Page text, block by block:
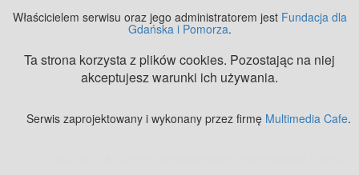
Właścicielem serwisu oraz jego administratorem jest Fundacja dla
Gdańska i Pomorza.
Ta strona korzysta z plików cookies. Pozostając na niej
akceptujesz warunki ich używania.
Serwis zaprojektowany i wykonany przez firmę Multimedia Cafe.